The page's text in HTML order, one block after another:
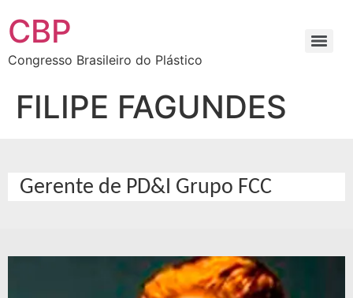
CBP
Congresso Brasileiro do Plástico
FILIPE FAGUNDES
Gerente de PD&I Grupo FCC